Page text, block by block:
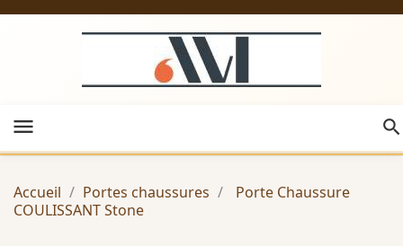
menu
Accueil Portes chaussures
Porte Chaussure
COULISSANT Stone